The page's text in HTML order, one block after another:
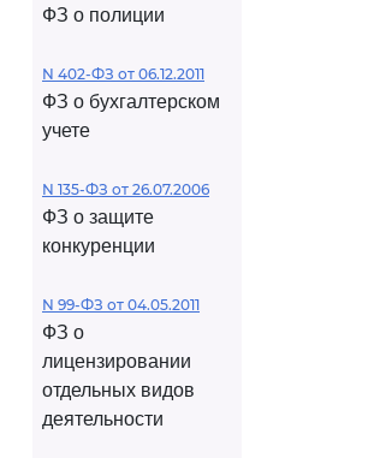
ФЗ о полиции
N 402-ФЗ от 06.12.2011
ФЗ о бухгалтерском
учете
N 135-ФЗ от 26.07.2006
ФЗ о защите
конкуренции
N 99-ФЗ от 04.05.2011
ФЗ о
лицензировании
отдельных видов
деятельности